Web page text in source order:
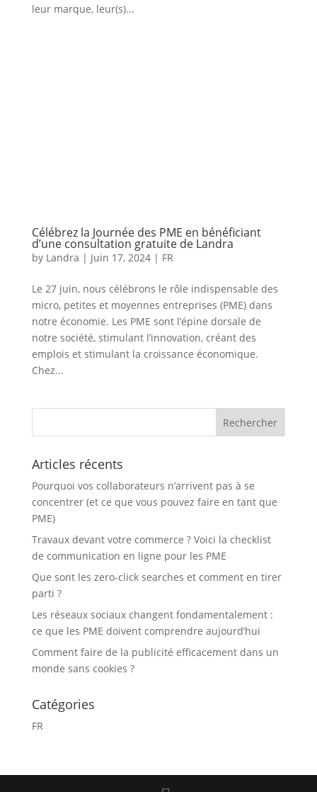
leur marque, leur(s)...
Célébrez la Journée des PME en bénéficiant
d’une consultation gratuite de Landra
by Landra | Juin 17, 2024| FR
Le 27 juin, nous célébrons le rôle indispensable des
micro, petites et moyennes entreprises (PME) dans
notre économie. Les PME sont l’épine dorsale de
notre société, stimulant l’innovation, créant des
emplois et stimulant la croissance économique.
Chez...
Articles récents
Pourquoi vos collaborateurs n’arrivent pas à se
concentrer (et ce que vous pouvez faire en tant que
PME)
Travaux devant votre commerce ? Voici la checklist
de communication en ligne pour les PME
Que sont les zero-click searches et comment en tirer
parti ?
Les réseaux sociaux changent fondamentalement :
ce que les PME doivent comprendre aujourd’hui
Comment faire de la publicité efficacement dans un
monde sans cookies ?
Catégories
FR